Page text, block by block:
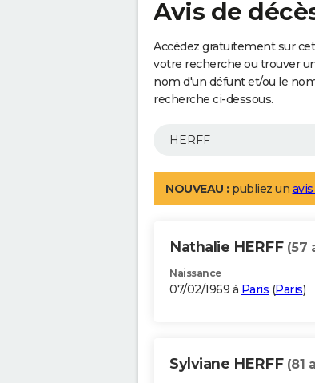
Avis de
Accédez gratuitement sur
votre recherche ou trouver
nom d'un défunt et/ou le
recherche ci-dessous.
NOUVEAU : publiez un
Nathalie HERFF (57
Naissance
07/02/1969 à Paris (Paris)
Sylviane HERFF (81